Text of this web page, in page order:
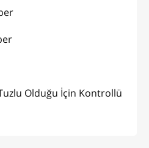
Olduğu İçin Kontrollü